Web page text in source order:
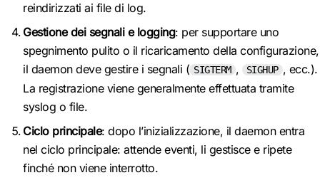
reindirizzati ai file di log.
Gestione dei segnali e logging: per supportare uno
spegnimento pulito o il ricaricamento della configurazione,
il daemon deve gestire i segnali ( SIGTERM , SIGHUP , ecc.).
La registrazione viene generalmente effettuata tramite
syslog o file.
Ciclo principale: dopo l’inizializzazione, il daemon entra
nel ciclo principale: attende eventi, li gestisce e ripete
finché non viene interrotto.